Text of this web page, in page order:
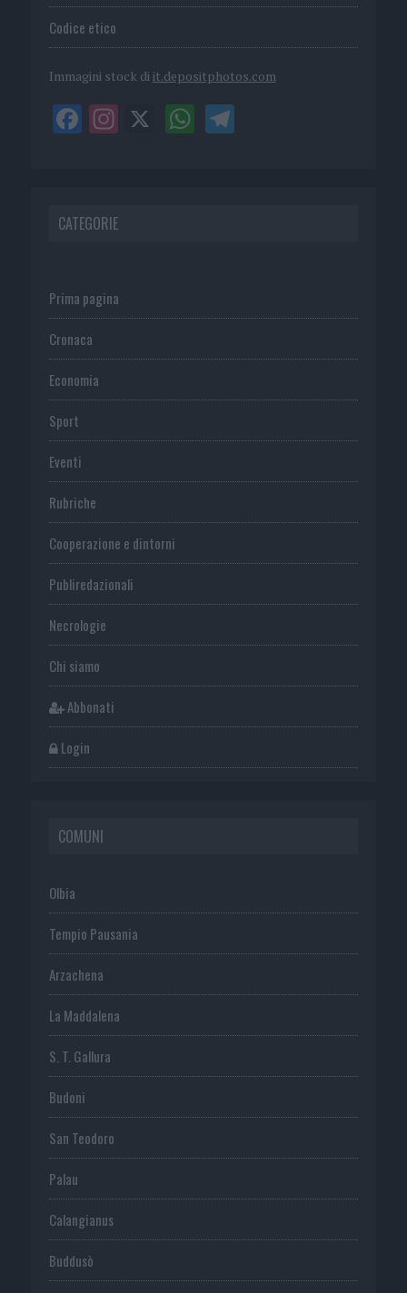
Codice etico
Immagini stock di it.depositphotos.com
CATEGORIE
Prima pagina
Cronaca
Economia
Sport
Eventi
Rubriche
Cooperazione e dintorni
Publiredazionali
Necrologie
Chi siamo
Abbonati
Login
COMUNI
Olbia
Tempio Pausania
Arzachena
La Maddalena
S. T. Gallura
Budoni
San Teodoro
Palau
Calangianus
Buddusò